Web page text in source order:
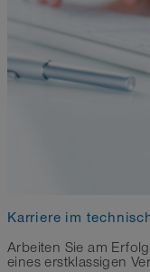
Karriere im
Arbeiten Sie am
eines erstklassigen